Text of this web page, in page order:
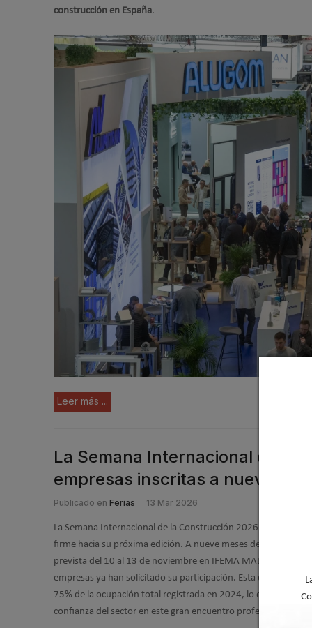
construcción en España.
Leer más ...
La Semana Internacional de la
empresas inscritas a nueve
Publicado en Ferias 13 Mar 2026
La Semana Internacional de la Construcción 2026 avanza con
firme hacia su próxima edición. A nueve meses de su
prevista del 10 al 13 de noviembre en IFEMA MADRID, más de
empresas ya han solicitado su participación. Esta cifra
75% de la ocupación total registrada en 2024, lo que
confianza del sector en este gran encuentro profesional.